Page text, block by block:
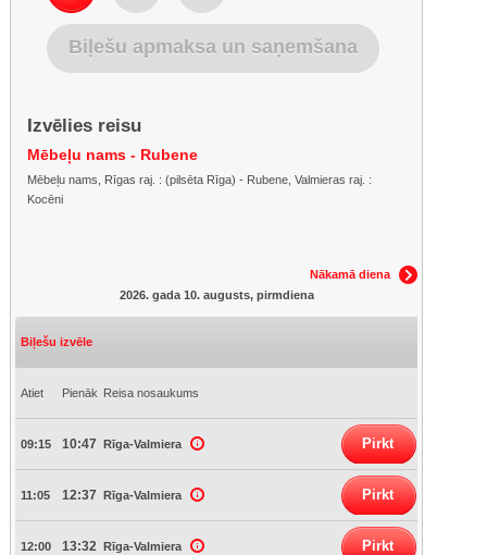
Biļešu apmaksa un saņemšana
Izvēlies reisu
Mēbeļu nams - Rubene
Mēbeļu nams, Rīgas raj. : (pilsēta Rīga) - Rubene, Valmieras raj. :
Kocēni
Nākamā diena
2026. gada 10. augusts, pirmdiena
Biļešu izvēle
Atiet Pienāk Reisa nosaukums
09:15 10:47 Rīga-Valmiera Pirkt
11:05 12:37 Rīga-Valmiera Pirkt
12:00 13:32 Rīga-Valmiera Pirkt